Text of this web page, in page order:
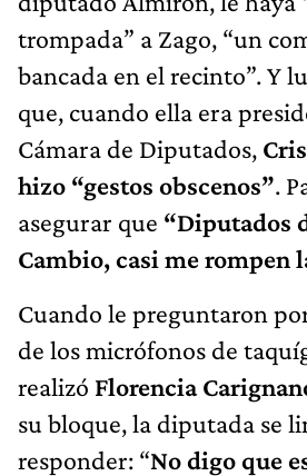
trompada” a Zago, “un
bancada en el recinto”. Y
que, cuando ella era
Cámara de Diputados,
hizo “gestos obscenos”.
asegurar que “Diputados
Cambio, casi me rompen
Cuando le preguntaron
de los micrófonos de
realizó Florencia
su bloque, la diputada se
responder: “No digo que